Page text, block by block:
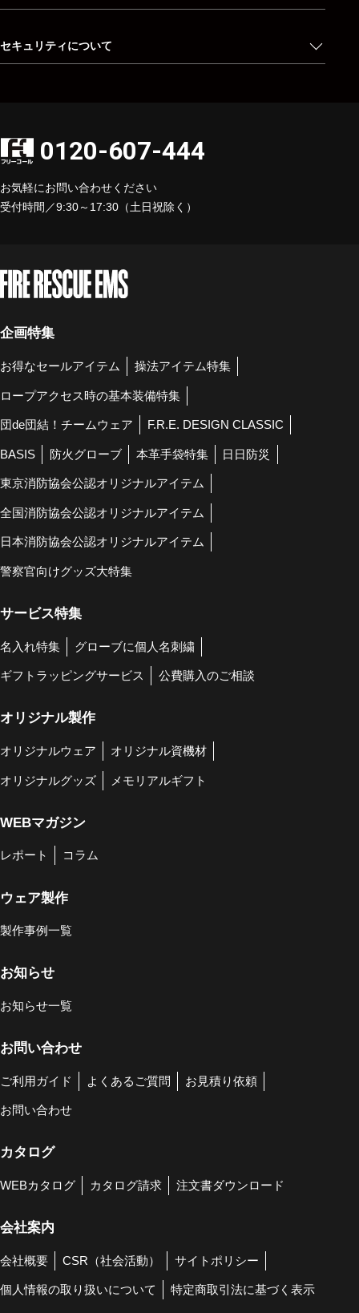
セキュリティについて
0120-607-444
お気軽にお問い合わせください
受付時間／9:30～17:30（土日祝除く）
企画特集
お得なセールアイテム 操法アイテム特集
ロープアクセス時の基本装備特集
団de団結！チームウェア F.R.E. DESIGN CLASSIC
BASIS 防火グローブ 本革手袋特集 日日防災
東京消防協会公認オリジナルアイテム
全国消防協会公認オリジナルアイテム
日本消防協会公認オリジナルアイテム
警察官向けグッズ大特集
サービス特集
名入れ特集 グローブに個人名刺繍
ギフトラッピングサービス 公費購入のご相談
オリジナル製作
オリジナルウェア オリジナル資機材
オリジナルグッズ メモリアルギフト
WEBマガジン
レポート コラム
ウェア製作
製作事例一覧
お知らせ
お知らせ一覧
お問い合わせ
ご利用ガイド よくあるご質問 お見積り依頼
お問い合わせ
カタログ
WEBカタログ カタログ請求 注文書ダウンロード
会社案内
会社概要 CSR（社会活動） サイトポリシー
個人情報の取り扱いについて 特定商取引法に基づく表示